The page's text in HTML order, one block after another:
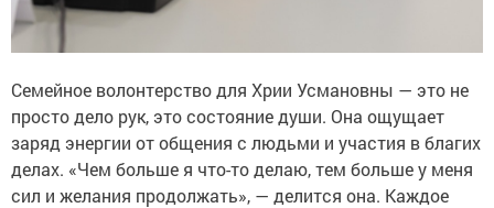
Семейное волонтерство для Хрии Усмановны — это не
просто дело рук, это состояние души. Она ощущает
заряд энергии от общения с людьми и участия в благих
делах. «Чем больше я что-то делаю, тем больше у меня
сил и желания продолжать», — делится она. Каждое